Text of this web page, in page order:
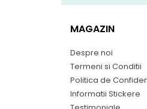
MAGAZIN
Despre noi
Termeni si Conditii
Politica de
Informatii Stickere